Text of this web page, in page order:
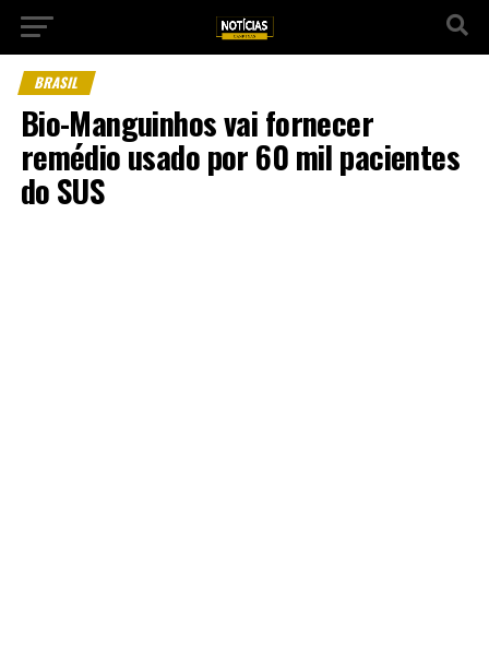
BRASIL
Bio-Manguinhos vai fornecer
remédio usado por 60 mil pacientes
do SUS